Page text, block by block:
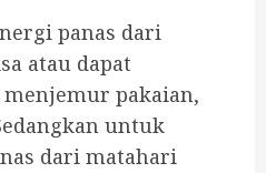
panas dari
atau dapat
pakaian,
untuk
dari matahari